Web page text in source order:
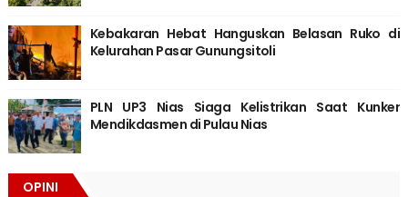
Kebakaran Hebat Hanguskan Belasan Ruko di
Kelurahan Pasar Gunungsitoli
PLN UP3 Nias Siaga Kelistrikan Saat Kunker
Mendikdasmen di Pulau Nias
OPINI